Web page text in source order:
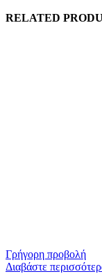
RELATED
Γρήγορη προβολή
Διαβάστε